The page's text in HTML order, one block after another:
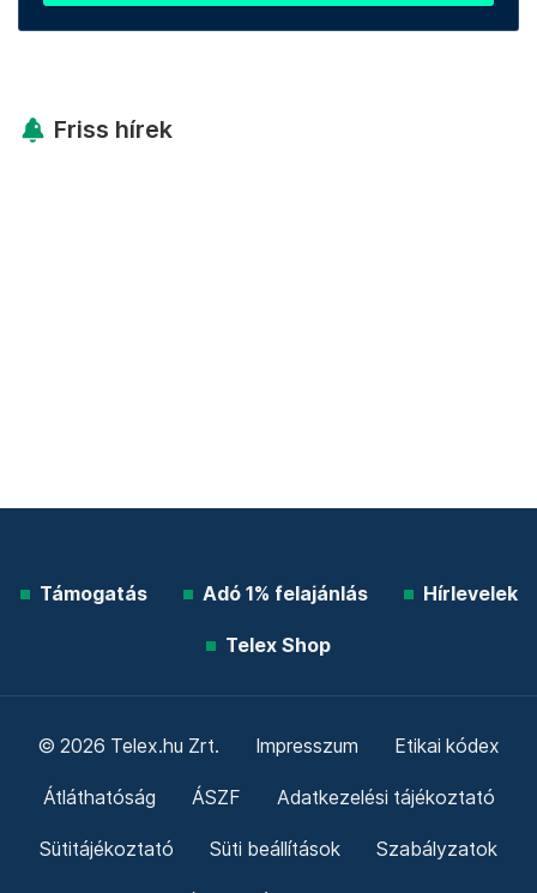
Friss hírek
Támogatás Adó 1% felajánlás Hírlevelek
Telex Shop
© 2026 Telex.hu Zrt. Impresszum Etikai kódex
Átláthatóság ÁSZF Adatkezelési tájékoztató
Sütitájékoztató Süti beállítások Szabályzatok